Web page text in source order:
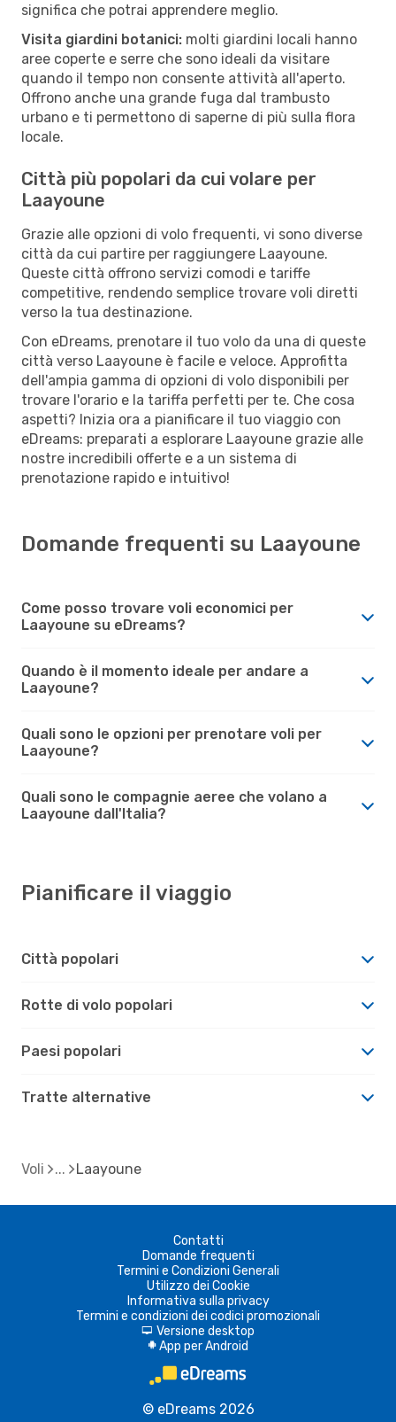
significa che potrai apprendere meglio.
Visita giardini botanici: molti giardini locali hanno
aree coperte e serre che sono ideali da visitare
quando il tempo non consente attività all'aperto.
Offrono anche una grande fuga dal trambusto
urbano e ti permettono di saperne di più sulla flora
locale.
Città più popolari da cui volare per
Laayoune
Grazie alle opzioni di volo frequenti, vi sono diverse
città da cui partire per raggiungere Laayoune.
Queste città offrono servizi comodi e tariffe
competitive, rendendo semplice trovare voli diretti
verso la tua destinazione.
Con eDreams, prenotare il tuo volo da una di queste
città verso Laayoune è facile e veloce. Approfitta
dell'ampia gamma di opzioni di volo disponibili per
trovare l'orario e la tariffa perfetti per te. Che cosa
aspetti? Inizia ora a pianificare il tuo viaggio con
eDreams: preparati a esplorare Laayoune grazie alle
nostre incredibili offerte e a un sistema di
prenotazione rapido e intuitivo!
Domande frequenti su Laayoune
Come posso trovare voli economici per
Laayoune su eDreams?
Quando è il momento ideale per andare a
Laayoune?
Quali sono le opzioni per prenotare voli per
Laayoune?
Quali sono le compagnie aeree che volano a
Laayoune dall'Italia?
Pianificare il viaggio
Città popolari
Rotte di volo popolari
Paesi popolari
Tratte alternative
Voli Laayoune
Contatti
Domande frequenti
Termini e Condizioni Generali
Utilizzo dei Cookie
Informativa sulla privacy
Termini e condizioni dei codici promozionali
d Versione desktop
A App per Android
© eDreams 2026